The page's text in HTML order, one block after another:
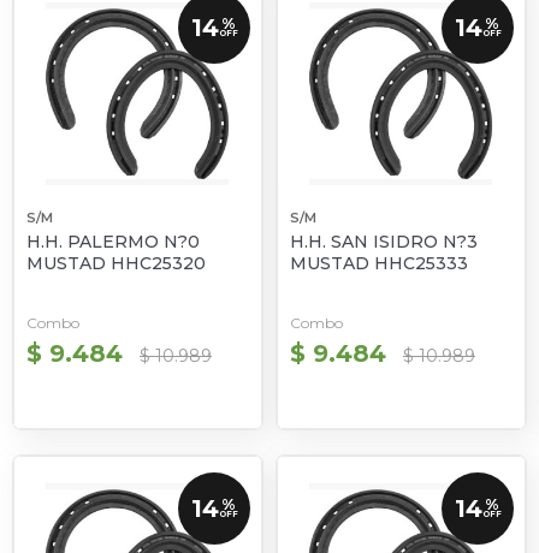
14 %
OFF
S/M
H.H. PALERMO N?0
MUSTAD HHC25320
Combo
$ 9.484 $ 10.989
14 %
OFF
S/M
H.H. SAN ISIDRO N?3
MUSTAD HHC25333
Combo
$ 9.484 $ 10.989
14 %
OFF 14 %
OFF